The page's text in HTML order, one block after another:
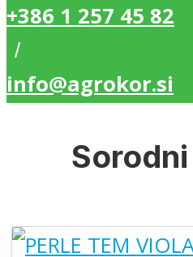
+386 1 257 45 82
/
info@agrokor.si